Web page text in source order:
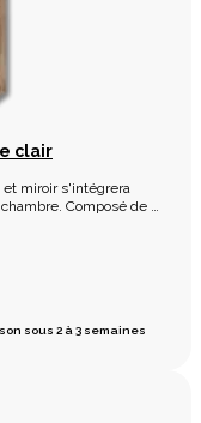
clair
et miroir s'intégrera
Composé de 4
sous 2 à 3 semaines